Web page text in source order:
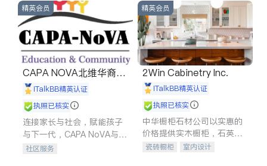
信托/遗嘱
商业
索赔
律师-其它 保释
精英会员
CAPA NOVA北维华裔家
长会iTalkBB精英认证
执照已核实
连接家长与社会，赋能孩子
与下一代，CAPA NoVA与您
携手建设包容、公平、充满
社区服务
精英会员
2Win Cabinetry Inc.
iTalkBB精英认证
执照已核实
中华橱柜石材公司以实惠的
价格提供实木橱柜，石英石
台面，多种优质不锈钢水
瓷砖橱柜
室内设计